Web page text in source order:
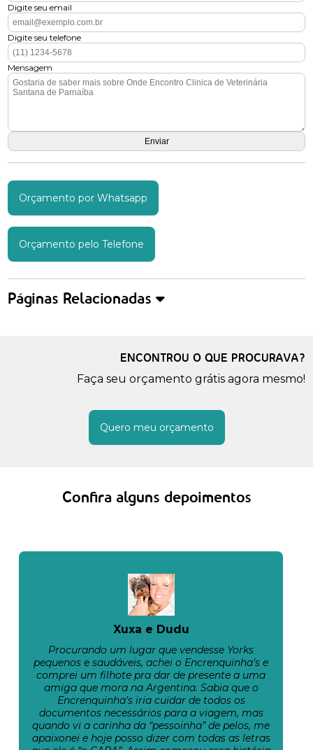
Digite seu email
Digite seu telefone
Mensagem
Orçamento por Whatsapp
Orçamento pelo Telefone
Páginas Relacionadas
ENCONTROU O QUE PROCURAVA?
Faça seu orçamento grátis agora mesmo!
Quero meu orçamento
Confira alguns depoimentos
Xuxa e Dudu
Procurando um lugar que vendesse Yorks
pequenos e saudáveis, achei o Encrenquinha’s e
comprei um filhote pra dar de presente a uma
amiga que mora na Argentina. Sabia que o
Encrenquinha’s iria cuidar de todos os
documentos necessários para a viagem, mas
quando vi a carinha da “pessoinha” de pelos, me
apaixonei e hoje posso dizer com todas as letras